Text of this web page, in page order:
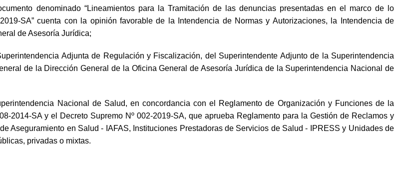
denominado “Lineamientos para la Tramitación de las denuncias presentadas en el marco de lo
SA” cuenta con la opinión favorable de la Intendencia de Normas y Autorizaciones, la Intendencia de
de Asesoría Jurídica;
Adjunta de Regulación y Fiscalización, del Superintendente Adjunto de la Superintendencia
de la Dirección General de la Oficina General de Asesoría Jurídica de la Superintendencia Nacional de
Nacional de Salud, en concordancia con el Reglamento de Organización y Funciones de la
2014-SA y el Decreto Supremo Nº 002-2019-SA, que aprueba Reglamento para la Gestión de Reclamos y
Aseguramiento en Salud - IAFAS, Instituciones Prestadoras de Servicios de Salud - IPRESS y Unidades de
privadas o mixtas.